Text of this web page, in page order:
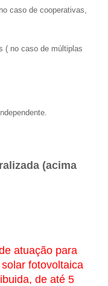
caso de cooperativas,
( no caso de múltiplas
(acima
atuação para
fotovoltaica
de até 5